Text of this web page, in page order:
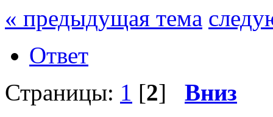
« предыдущая тема
Ответ
Страницы: 1 [2] Вниз